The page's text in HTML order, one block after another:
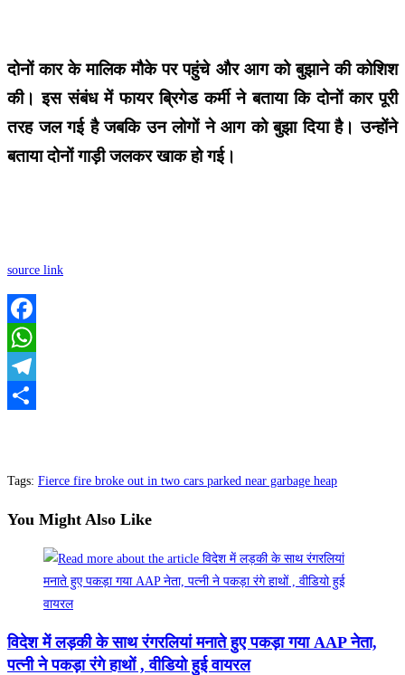
दोनों कार के मालिक मौके पर पहुंचे और आग को बुझाने की कोशिश
की। इस संबंध में फायर ब्रिगेड कर्मी ने बताया कि दोनों कार पूरी
तरह जल गई है जबकि उन लोगों ने आग को बुझा दिया है। उन्होंने
बताया दोनों गाड़ी जलकर खाक हो गई।
source link
Facebook
WhatsApp
Telegram
Tags: Fierce fire broke out in two cars parked near garbage heap
You Might Also Like
विदेश में लड़की के साथ रंगरलियां मनाते हुए पकड़ा गया AAP नेता,
पत्नी ने पकड़ा रंगे हाथों , वीडियो हुई वायरल